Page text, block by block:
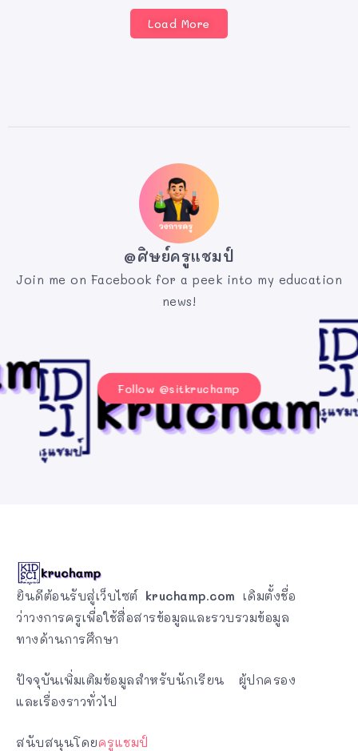
Load More
@ศิษย์ครูแชมป์
Join me on Facebook for a peek into my education
news!
Follow @sitkruchamp
ยินดีต้อนรับสู่เว็บไซต์ kruchamp.com เดิมตั้งชื่อ
ว่าวงการครูเพื่อใช้สื่อสารข้อมูลและรวบรวมข้อมูล
ทางด้านการศึกษา
ปัจจุบันเพิ่มเติมข้อมูลสำหรับนักเรียน ผู้ปกครอง
และเรื่องราวทั่วไป
สนับสนุนโดยครูแชมป์